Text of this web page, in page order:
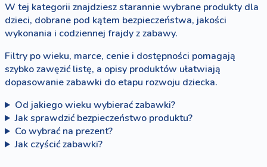
W tej kategorii znajdziesz starannie wybrane produkty dla
dzieci, dobrane pod kątem bezpieczeństwa, jakości
wykonania i codziennej frajdy z zabawy.
Filtry po wieku, marce, cenie i dostępności pomagają
szybko zawęzić listę, a opisy produktów ułatwiają
dopasowanie zabawki do etapu rozwoju dziecka.
Od jakiego wieku wybierać zabawki?
Jak sprawdzić bezpieczeństwo produktu?
Co wybrać na prezent?
Jak czyścić zabawki?